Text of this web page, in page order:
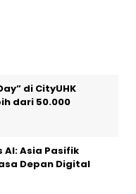
di CityUHK
dari 50.000
Asia Pasifik
Depan Digital